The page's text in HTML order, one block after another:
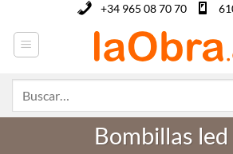
contenido
+34 965 08 70 70
Bombillas